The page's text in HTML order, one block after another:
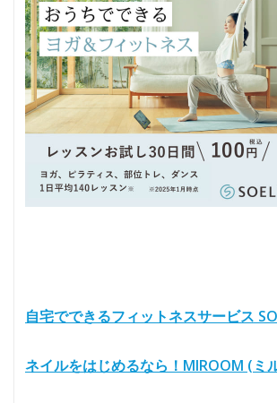
自宅でできるフィットネスサービス
ネイルをはじめるなら！MIROOM (ミ